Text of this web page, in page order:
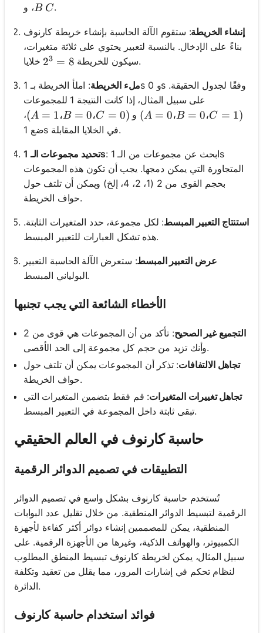
B
B، و C
C.
إنشاء الخريطة: ستقوم الآلة الحاسبة بإنشاء خريطة كارنوف
بناءً على الإدخال. بالنسبة لتعبير يحتوي على ثلاثة متغيرات،
سيكون للخريطة2^3 = 8
23 = 8 خلايا.
ملء الخريطة
: املأ الخريطة بـ 1s و 0s وفقًا لجدول الحقيقة.
على سبيل المثال، إذا كانت النتيجة 1 للمجموعات
(A=0، B=0، C=1)
(A = 0،B = 0،C = 1) و (A=1، B=0، C=0)
(A = 1،B = 0،C = 0)
،
ضع 1s في الخلايا المقابلة.
تحديد مجموعات الـ 1s: ابحث عن مجموعات من الـ 1s
المتجاورة التي يمكن دمجها. يجب أن تكون هذه المجموعات
بحجم القوى من 2 (1، 2، 4، إلخ) ويمكن أن تلتف حول
حواف الخريطة.
استنتاج التعبير المبسط: لكل مجموعة، حدد المتغيرات الثابتة.
هذه تشكل العبارات للتعبير المبسط.
عرض التعبير المبسط: ستعرض الآلة الحاسبة التعبير
البولياني المبسط.
الأخطاء الشائعة التي يجب تجنبها
التجميع غير الصحيح
: تأكد من أن المجموعات هي قوى من 2
وأنك تزيد من حجم كل مجموعة إلى الحد الأقصى.
تجاهل الالتفافات: تذكر أن المجموعات يمكن أن تلتف حول
حواف الخريطة.
تجاهل تغييرات المتغيرات: قم فقط بتضمين المتغيرات التي
تبقى ثابتة داخل المجموعة في التعبير المبسط.
حاسبة كارنوف في العالم الحقيقي
التطبيقات في تصميم الدوائر الرقمية
تُستخدم حاسبة كارنوف بشكل واسع في تصميم الدوائر
الرقمية لتبسيط الدوائر المنطقية. من خلال تقليل عدد البوابات
المنطقية، يمكن للمصممين إنشاء دوائر أكثر كفاءة لأجهزة
الكمبيوتر، والهواتف الذكية، وغيرها من الأجهزة الرقمية. على
سبيل المثال، يمكن لخريطة كارنوف تبسيط المنطق المطلوب
لنظام تحكم في إشارات المرور، مما يقلل من تعقيد وتكلفة
الدائرة.
فوائد استخدام حاسبة كارنوف